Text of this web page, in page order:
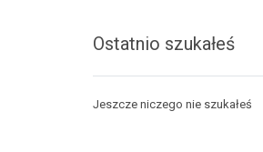
Ostatnio szukałeś
Jeszcze niczego nie szukałeś